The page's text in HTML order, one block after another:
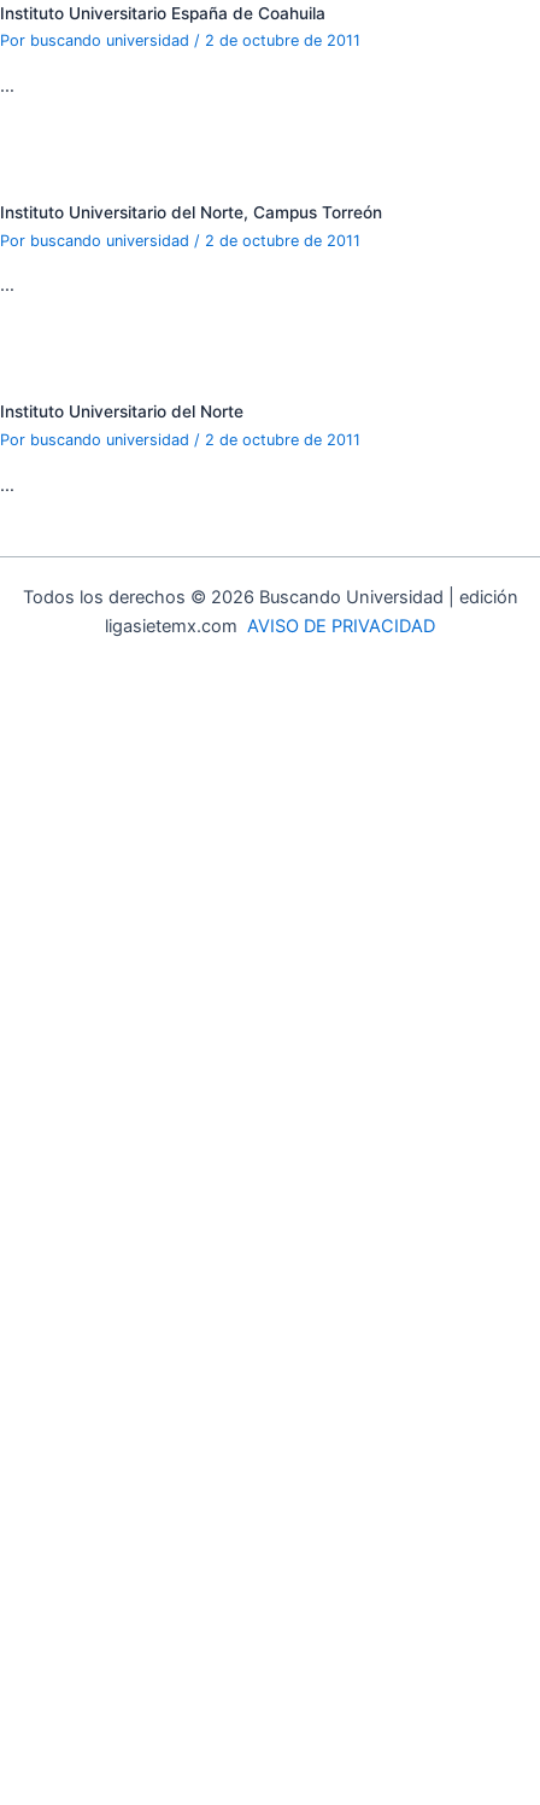
Instituto Universitario España de Coahuila
Por buscando universidad / 2 de octubre de 2011
…
Instituto Universitario del Norte, Campus Torreón
Por buscando universidad / 2 de octubre de 2011
…
Instituto Universitario del Norte
Por buscando universidad / 2 de octubre de 2011
…
Todos los derechos © 2026 Buscando Universidad | edición
ligasietemx.com AVISO DE PRIVACIDAD